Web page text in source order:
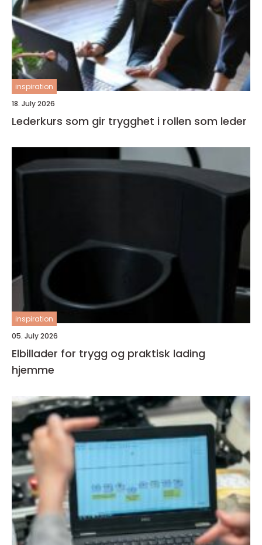
inspiration
18. July 2026
Lederkurs som gir trygghet i rollen som leder
inspiration
05. July 2026
Elbillader for trygg og praktisk lading
hjemme